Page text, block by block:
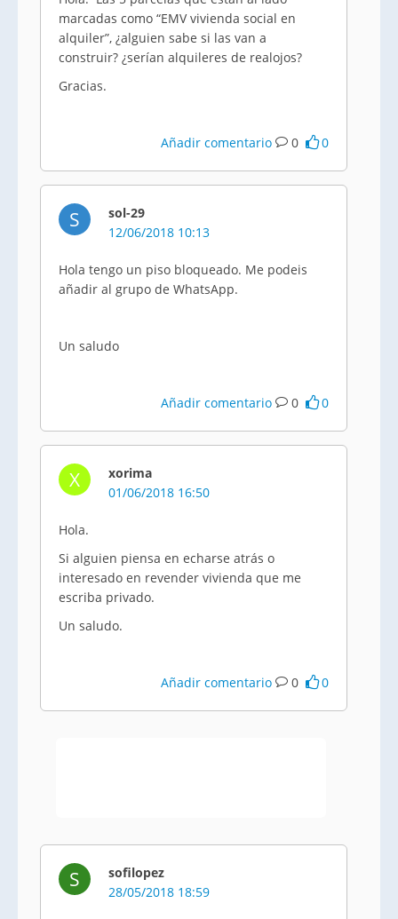
marcadas como “EMV vivienda social en
alquiler”, ¿alguien sabe si las van a
construir? ¿serían alquileres de realojos?
Gracias.
Añadir comentario 0 0
S
sol-29
12/06/2018 10:13
Hola tengo un piso bloqueado. Me podeis
añadir al grupo de WhatsApp.
Un saludo
Añadir comentario 0 0
X
xorima
01/06/2018 16:50
Hola.
Si alguien piensa en echarse atrás o
interesado en revender vivienda que me
escriba privado.
Un saludo.
Añadir comentario 0 0
S
sofilopez
28/05/2018 18:59